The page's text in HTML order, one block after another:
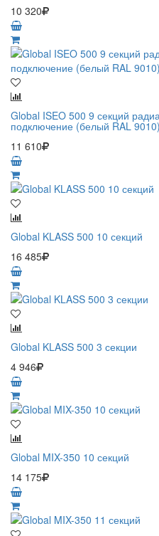
10 320
Global ISEO 500 9 секций
подключение (белый RAL 9010)
11 610
Global KLASS 500 10 секций
16 485
Global KLASS 500 3 секции
4 946
Global MIX-350 10 секций
14 175